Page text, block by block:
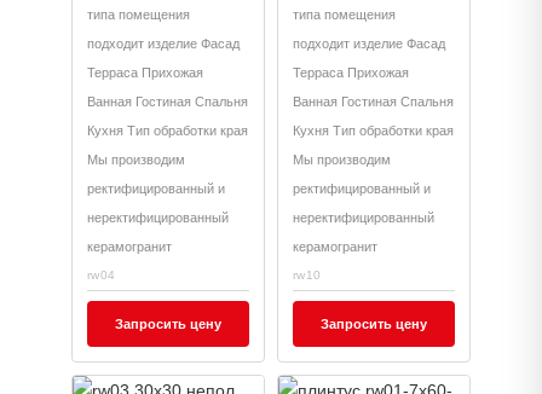
типа помещения
подходит изделие Фасад
Терраса Прихожая
Ванная Гостиная Спальня
Кухня Тип обработки края
Мы производим
ректифицированный и
неректифицированный
керамогранит
rw04
Запросить цену
типа помещения
подходит изделие Фасад
Терраса Прихожая
Ванная Гостиная Спальня
Кухня Тип обработки края
Мы производим
ректифицированный и
неректифицированный
керамогранит
rw10
Запросить цену